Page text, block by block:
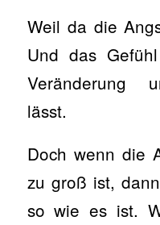
Weil da die
Und das
Veränderung
lässt.
Doch wenn die
zu groß ist,
so wie es ist.